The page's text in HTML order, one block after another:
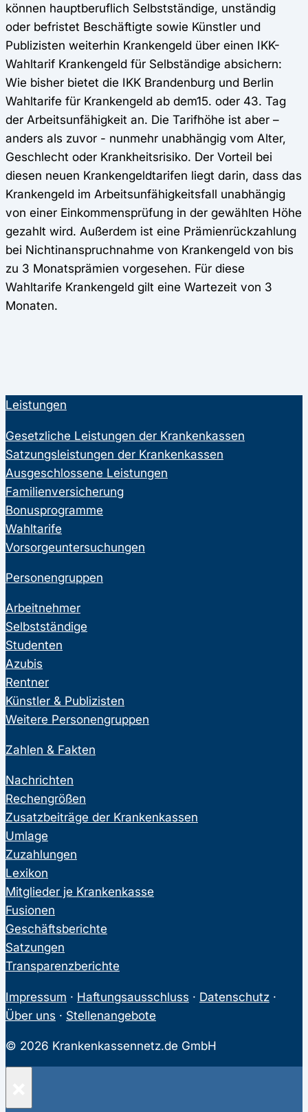
können hauptberuflich Selbstständige, unständig
oder befristet Beschäftigte sowie Künstler und
Publizisten weiterhin Krankengeld über einen IKK-
Wahltarif Krankengeld für Selbständige absichern:
Wie bisher bietet die IKK Brandenburg und Berlin
Wahltarife für Krankengeld ab dem15. oder 43. Tag
der Arbeitsunfähigkeit an. Die Tarifhöhe ist aber –
anders als zuvor - nunmehr unabhängig vom Alter,
Geschlecht oder Krankheitsrisiko. Der Vorteil bei
diesen neuen Krankengeldtarifen liegt darin, dass das
Krankengeld im Arbeitsunfähigkeitsfall unabhängig
von einer Einkommensprüfung in der gewählten Höhe
gezahlt wird. Außerdem ist eine Prämienrückzahlung
bei Nichtinanspruchnahme von Krankengeld von bis
zu 3 Monatsprämien vorgesehen. Für diese
Wahltarife Krankengeld gilt eine Wartezeit von 3
Monaten.
Leistungen
Gesetzliche Leistungen der Krankenkassen
Satzungsleistungen der Krankenkassen
Ausgeschlossene Leistungen
Familienversicherung
Bonusprogramme
Wahltarife
Vorsorgeuntersuchungen
Personengruppen
Arbeitnehmer
Selbstständige
Studenten
Azubis
Rentner
Künstler & Publizisten
Weitere Personengruppen
Zahlen & Fakten
Nachrichten
Rechengrößen
Zusatzbeiträge der Krankenkassen
Umlage
Zuzahlungen
Lexikon
Mitglieder je Krankenkasse
Fusionen
Geschäftsberichte
Satzungen
Transparenzberichte
Impressum · Haftungsausschluss · Datenschutz ·
Über uns · Stellenangebote
© 2026 Krankenkassennetz.de GmbH